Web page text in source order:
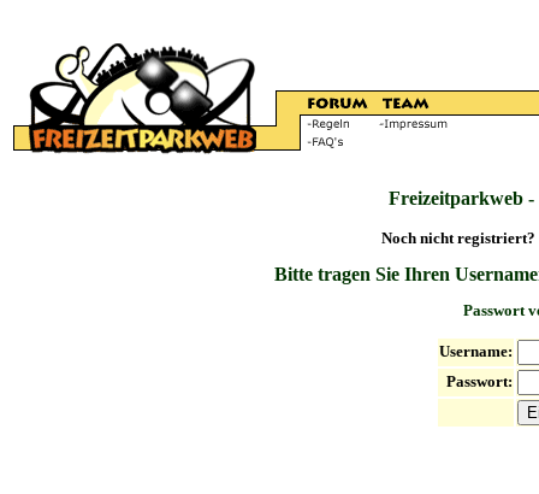
Freizeitparkweb
Noch nicht registriert?
Bitte tragen Sie Ihren
Passwort
Username:
Passwort: